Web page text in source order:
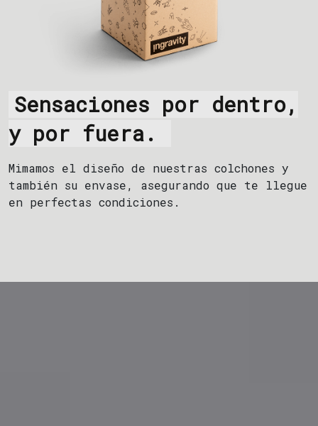
Sensaciones por dentro,
y por fuera.
Mimamos el diseño de nuestras colchones y
también su envase, asegurando que te llegue
en perfectas condiciones.